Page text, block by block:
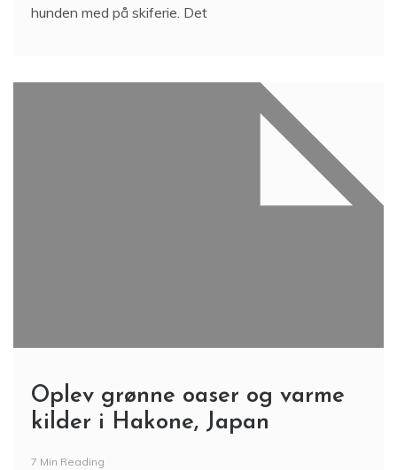
hunden med på skiferie. Det
Oplev grønne oaser og varme
kilder i Hakone, Japan
7 Min Reading